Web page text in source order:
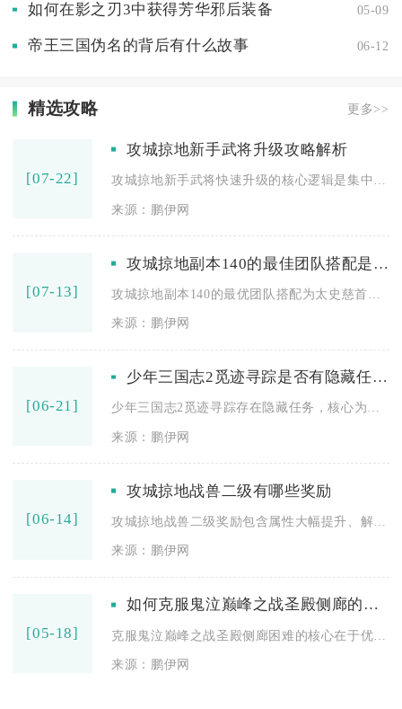
如何在影之刃3中获得芳华邪后装备 05-09
帝王三国伪名的背后有什么故事 06-12
精选攻略 更多>>
[07-22]
攻城掠地新手武将升级攻略解析
攻城掠地新手武将快速升级的核心逻辑是集中资源培养1-2名核心...
来源：鹏伊网
[07-13]
攻城掠地副本140的最佳团队搭配是什么
来源：鹏伊网
[06-21]
少年三国志2觅迹寻踪是否有隐藏任务可完成
少年三国志2觅迹寻踪存在隐藏任务，核心为隐藏宝箱收集与罗盘机...
来源：鹏伊网
[06-14]
攻城掠地战兽二级有哪些奖励
来源：鹏伊网
[05-18]
如何克服鬼泣巅峰之战圣殿侧廊的困难
来源：鹏伊网